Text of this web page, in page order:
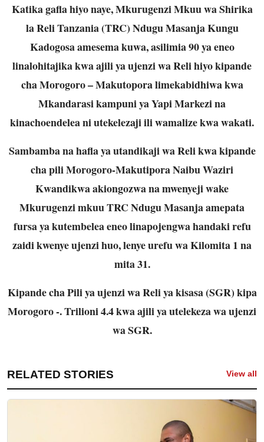
Katika gafla hiyo naye, Mkurugenzi Mkuu wa Shirika
la Reli Tanzania (TRC) Ndugu Masanja Kungu
Kadogosa amesema kuwa, asilimia 90 ya eneo
linalohitajika kwa ajili ya ujenzi wa Reli hiyo kipande
cha Morogoro – Makutopora limekabidhiwa kwa
Mkandarasi kampuni ya Yapi Markezi na
kinachoendelea ni utekelezaji ili wamalize kwa wakati.
Sambamba na hafla ya utandikaji wa Reli kwa kipande
cha pili Morogoro-Makutipora Naibu Waziri
Kwandikwa akiongozwa na mwenyeji wake
Mkurugenzi mkuu TRC Ndugu Masanja amepata
fursa ya kutembelea eneo linapojengwa handaki refu
zaidi kwenye ujenzi huo, lenye urefu wa Kilomita 1 na
mita 31.
Kipande cha Pili ya ujenzi wa Reli ya kisasa (SGR) kipa
Morogoro -. Trilioni 4.4 kwa ajili ya utelekeza wa ujenzi
wa SGR.
RELATED STORIES View all